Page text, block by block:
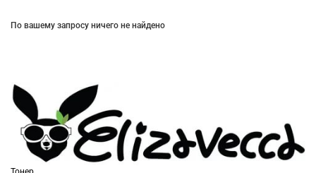
По вашему запросу ничего не найдено